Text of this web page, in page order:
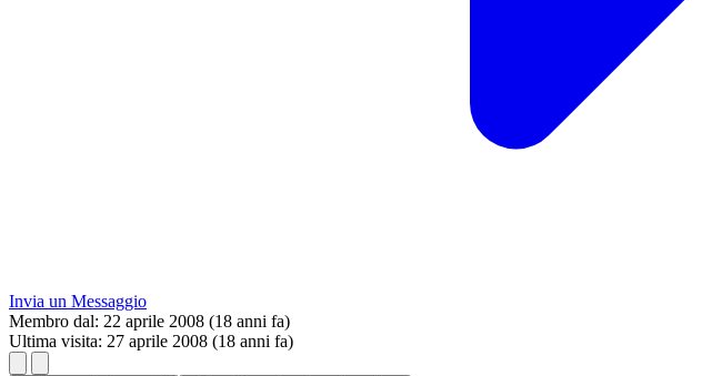
Invia un Messaggio
Membro dal: 22 aprile 2008 (18 anni fa)
Ultima visita: 27 aprile 2008 (18 anni fa)